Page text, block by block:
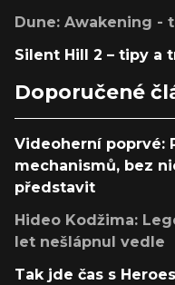
Dune: Awakening -
Silent Hill 2 – tipy a
Doporučené
Videoherní poprvé:
mechanismů, bez
představit
Hideo Kodžima:
let nešlápnul vedle
Tak jde čas s